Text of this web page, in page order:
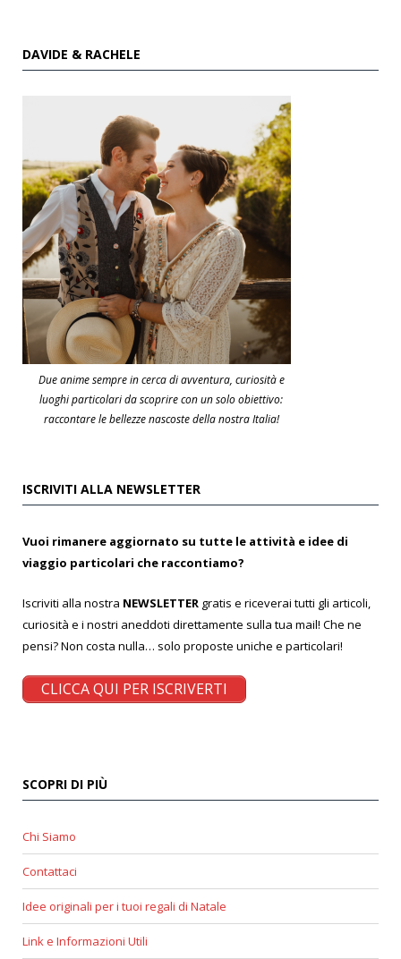
DAVIDE & RACHELE
Due anime sempre in cerca di avventura, curiosità e
luoghi particolari da scoprire con un solo obiettivo:
raccontare le bellezze nascoste della nostra Italia!
ISCRIVITI ALLA NEWSLETTER
Vuoi rimanere aggiornato su tutte le attività e idee di
viaggio particolari che raccontiamo?
Iscriviti alla nostra NEWSLETTER gratis e riceverai tutti gli articoli,
curiosità e i nostri aneddoti direttamente sulla tua mail! Che ne
pensi? Non costa nulla… solo proposte uniche e particolari!
CLICCA QUI PER ISCRIVERTI
SCOPRI DI PIÙ
Chi Siamo
Contattaci
Idee originali per i tuoi regali di Natale
Link e Informazioni Utili